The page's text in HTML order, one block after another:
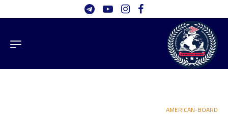
AMERICAN-BOARD